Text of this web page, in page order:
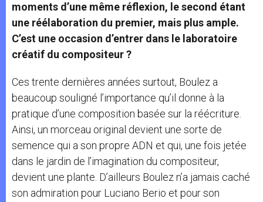
moments d’une même réflexion, le second étant
une réélaboration du premier, mais plus ample.
C’est une occasion d’entrer dans le laboratoire
créatif du compositeur ?
Ces trente dernières années surtout, Boulez a
beaucoup souligné l’importance qu’il donne à la
pratique d’une composition basée sur la réécriture.
Ainsi, un morceau original devient une sorte de
semence qui a son propre ADN et qui, une fois jetée
dans le jardin de l’imagination du compositeur,
devient une plante. D’ailleurs Boulez n’a jamais caché
son admiration pour Luciano Berio et pour son